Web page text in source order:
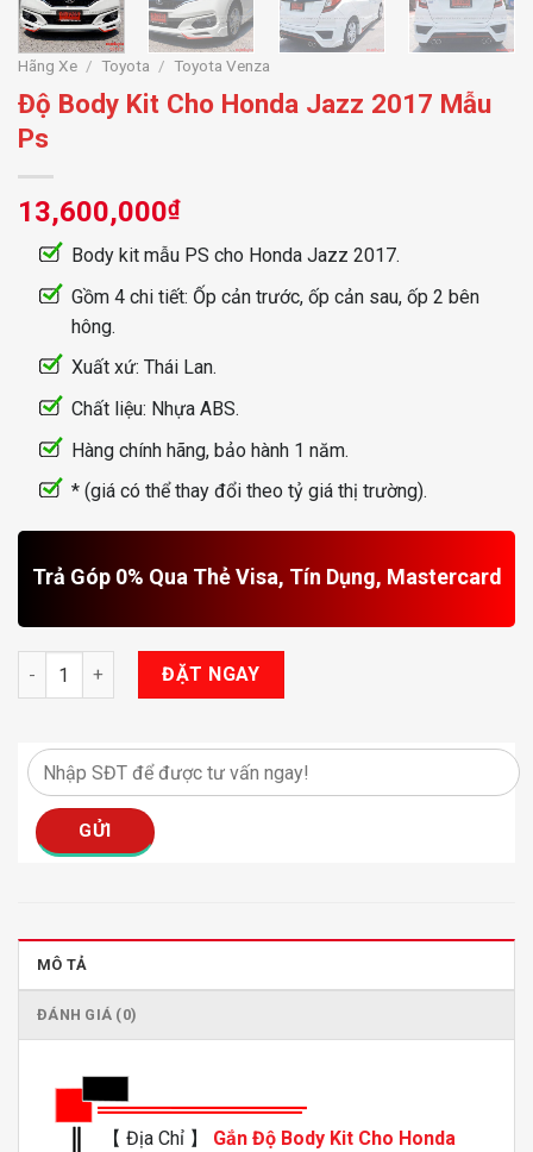
Hãng Xe / Toyota / Toyota Venza
Độ Body Kit Cho Honda Jazz 2017 Mẫu
Ps
13,600,000₫
Body kit mẫu PS cho Honda Jazz 2017.
Gồm 4 chi tiết: Ốp cản trước, ốp cản sau, ốp 2 bên
hông.
Xuất xứ: Thái Lan.
Chất liệu: Nhựa ABS.
Hàng chính hãng, bảo hành 1 năm.
* (giá có thể thay đổi theo tỷ giá thị trường).
Trả Góp 0% Qua Thẻ Visa, Tín Dụng, Mastercard
Độ Body Kit Cho Honda Jazz 2017 Mẫu Ps số lượng
ĐẶT NGAY
MÔ TẢ
ĐÁNH GIÁ (0)
【 Địa Chỉ 】
Gắn Độ Body Kit Cho Honda